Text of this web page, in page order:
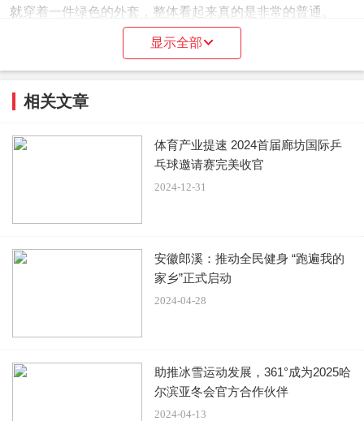
就穿着一件绿色的外套，整体看起来真的是非常的普通。
说她现在年纪大了，没有以前那么美了，但是展现出来的是
她最真实的模样啊。她穿着这件粉色的背带裤的话呢，就会
显得比较的可爱啊，整个人都是粉粉嫩嫩的，里面搭配了一
的简单，但是更能凸显一个人的气质啊，她现在年纪确实是
大了一些，可是呢整体看起来真的是显得非常的温柔的，那
显示全部
相关文章
体育产业提速 2024首届廊坊国际乒
乓球邀请赛完美收官
2024-12-31
安徽郎溪：推动全民健身 “跑遍我的
家乡”正式启动
2024-04-28
助推冰雪运动发展，361°成为2025哈
尔滨亚冬会官方合作伙伴
2024-04-13